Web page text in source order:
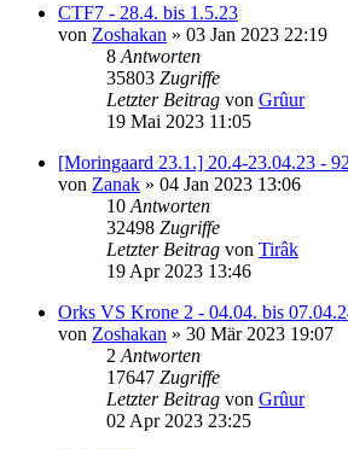
CTF7 - 28.4. bis 1.5.23
von Zoshakan » 03 Jan 2023 22:19
8 Antworten
35803 Zugriffe
Letzter Beitrag von Grûur
19 Mai 2023 11:05
[Moringaard 23.1.] 20.4-23.04.23 -
von Zanak » 04 Jan 2023 13:06
10 Antworten
32498 Zugriffe
Letzter Beitrag von Tirâk
19 Apr 2023 13:46
Orks VS Krone 2 - 04.04. bis
von Zoshakan » 30 Mär 2023 19:07
2 Antworten
17647 Zugriffe
Letzter Beitrag von Grûur
02 Apr 2023 23:25